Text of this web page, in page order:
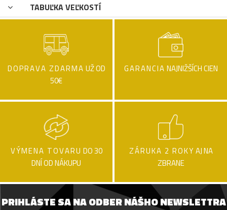
TABUĽKA VEĽKOSTÍ
DOPRAVA ZDARMA UŽ OD
50€
GARANCIA NAJNIŽŠÍCH CIEN
VÝMENA TOVARU DO 30
DNÍ OD NÁKUPU
ZÁRUKA 2 ROKY AJ NA
ZBRANE
PRIHLÁSTE SA NA ODBER NÁŠHO NEWSLETTRA